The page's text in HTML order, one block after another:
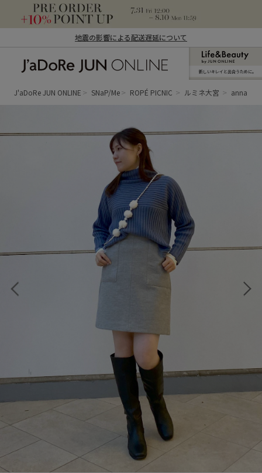
地震の影響による配送遅延について
ン オンライン）
新しいキレイと出合うために。
J'aDoRe JUN ONLINE SNaP/Me ROPÉ PICNIC ルミネ大宮 anna